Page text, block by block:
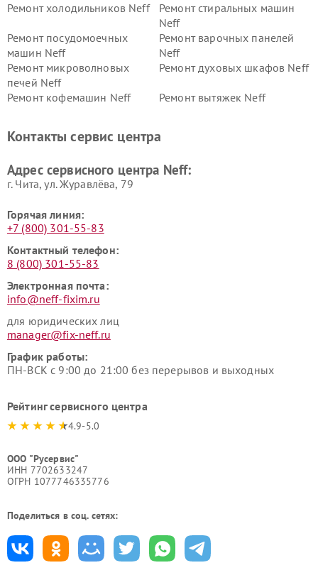
Ремонт холодильников Neff
Ремонт стиральных машин
Neff
Ремонт посудомоечных
машин Neff
Ремонт варочных панелей
Neff
Ремонт микроволновых
печей Neff
Ремонт духовых шкафов Neff
Ремонт кофемашин Neff Ремонт вытяжек Neff
Контакты сервис центра
Адрес сервисного центра Neff:
г. Чита, ул. Журавлёва, 79
Горячая линия:
+7 (800) 301-55-83
Контактный телефон:
8 (800) 301-55-83
Электронная почта:
info@neff-fixim.ru
для юридических лиц
manager@fix-neff.ru
График работы:
ПН-ВСК с 9:00 до 21:00 без перерывов и выходных
Рейтинг сервисного центра
4.9-5.0
ООО "Русервис"
ИНН 7702633247
ОГРН 1077746335776
Поделиться в соц. сетях: